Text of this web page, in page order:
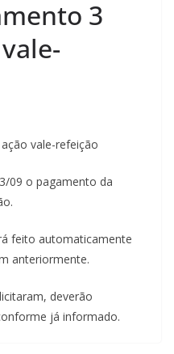
3
vale-refeição
09 o pagamento da
feito automaticamente
anteriormente.
deverão
já informado.